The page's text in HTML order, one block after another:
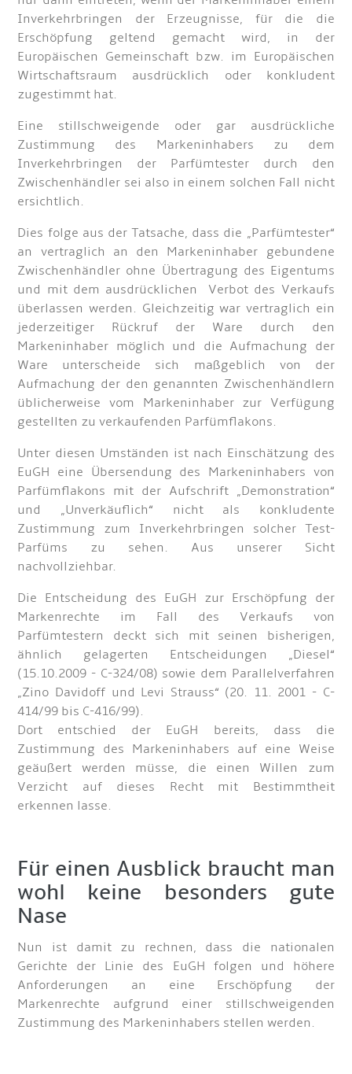
Inverkehrbringen der Erzeugnisse, für die die
Erschöpfung geltend gemacht wird, in der
Europäischen Gemeinschaft bzw. im Europäischen
Wirtschaftsraum ausdrücklich oder konkludent
zugestimmt hat.
Eine stillschweigende oder gar ausdrückliche
Zustimmung des Markeninhabers zu dem
Inverkehrbringen der Parfümtester durch den
Zwischenhändler sei also in einem solchen Fall nicht
ersichtlich.
Dies folge aus der Tatsache, dass die „Parfümtester“
an vertraglich an den Markeninhaber gebundene
Zwischenhändler ohne Übertragung des Eigentums
und mit dem ausdrücklichen Verbot des Verkaufs
überlassen werden. Gleichzeitig war vertraglich ein
jederzeitiger Rückruf der Ware durch den
Markeninhaber möglich und die Aufmachung der
Ware unterscheide sich maßgeblich von der
Aufmachung der den genannten Zwischenhändlern
üblicherweise vom Markeninhaber zur Verfügung
gestellten zu verkaufenden Parfümflakons.
Unter diesen Umständen ist nach Einschätzung des
EuGH eine Übersendung des Markeninhabers von
Parfümflakons mit der Aufschrift „Demonstration“
und „Unverkäuflich“ nicht als konkludente
Zustimmung zum Inverkehrbringen solcher Test-
Parfüms zu sehen. Aus unserer Sicht
nachvollziehbar.
Die Entscheidung des EuGH zur Erschöpfung der
Markenrechte im Fall des Verkaufs von
Parfümtestern deckt sich mit seinen bisherigen,
ähnlich gelagerten Entscheidungen „Diesel“
(15.10.2009 - C-324/08) sowie dem Parallelverfahren
„Zino Davidoff und Levi Strauss“ (20. 11. 2001 - C-
414/99 bis C-416/99).
Dort entschied der EuGH bereits, dass die
Zustimmung des Markeninhabers auf eine Weise
geäußert werden müsse, die einen Willen zum
Verzicht auf dieses Recht mit Bestimmtheit
erkennen lasse.
Für einen Ausblick braucht man
wohl keine besonders gute
Nase
Nun ist damit zu rechnen, dass die nationalen
Gerichte der Linie des EuGH folgen und höhere
Anforderungen an eine Erschöpfung der
Markenrechte aufgrund einer stillschweigenden
Zustimmung des Markeninhabers stellen werden.